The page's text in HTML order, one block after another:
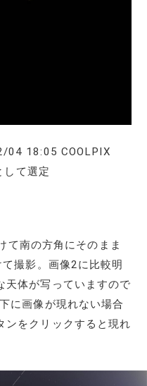
18:05 COOLPIX
て選定
て南の方角にそのまま
撮影。画像2に比較明
天体が写っていますので
に画像が現れない場合
ンをクリックすると現れ